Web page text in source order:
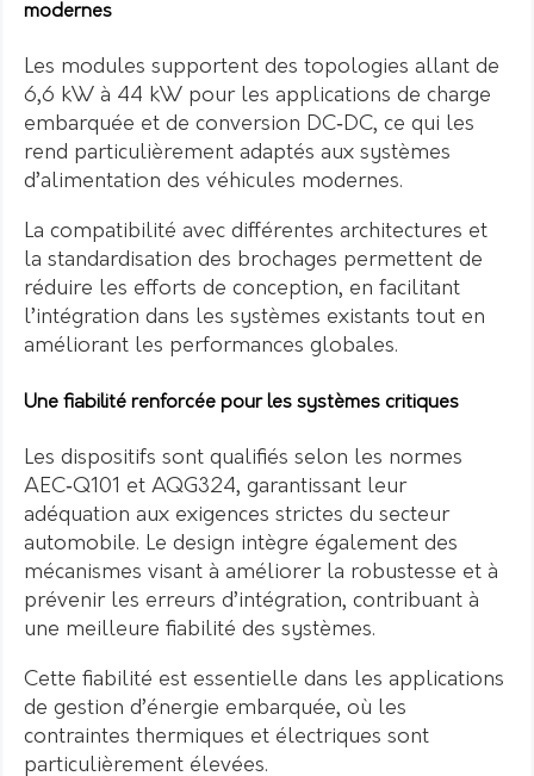
modernes
Les modules supportent des topologies allant de
6,6 kW à 44 kW pour les applications de charge
embarquée et de conversion DC‑DC, ce qui les
rend particulièrement adaptés aux systèmes
d’alimentation des véhicules modernes.
La compatibilité avec différentes architectures et
la standardisation des brochages permettent de
réduire les efforts de conception, en facilitant
l’intégration dans les systèmes existants tout en
améliorant les performances globales.
Une fiabilité renforcée pour les systèmes critiques
Les dispositifs sont qualifiés selon les normes
AEC‑Q101 et AQG324, garantissant leur
adéquation aux exigences strictes du secteur
automobile. Le design intègre également des
mécanismes visant à améliorer la robustesse et à
prévenir les erreurs d’intégration, contribuant à
une meilleure fiabilité des systèmes.
Cette fiabilité est essentielle dans les applications
de gestion d’énergie embarquée, où les
contraintes thermiques et électriques sont
particulièrement élevées.